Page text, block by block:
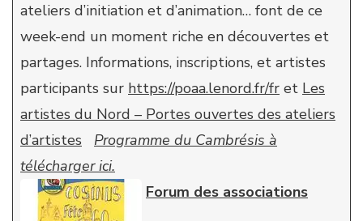
ateliers d’initiation et d’animation… font de ce
week-end un moment riche en découvertes et
partages. Informations, inscriptions, et artistes
participants sur https://poaa.lenord.fr/fr et Les
artistes du Nord – Portes ouvertes des ateliers
d’artistes
Programme du Cambrésis à
télécharger ici.
Forum des associations